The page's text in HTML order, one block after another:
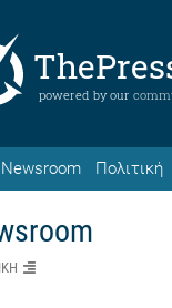
powered by our
Newsroom Πολιτική